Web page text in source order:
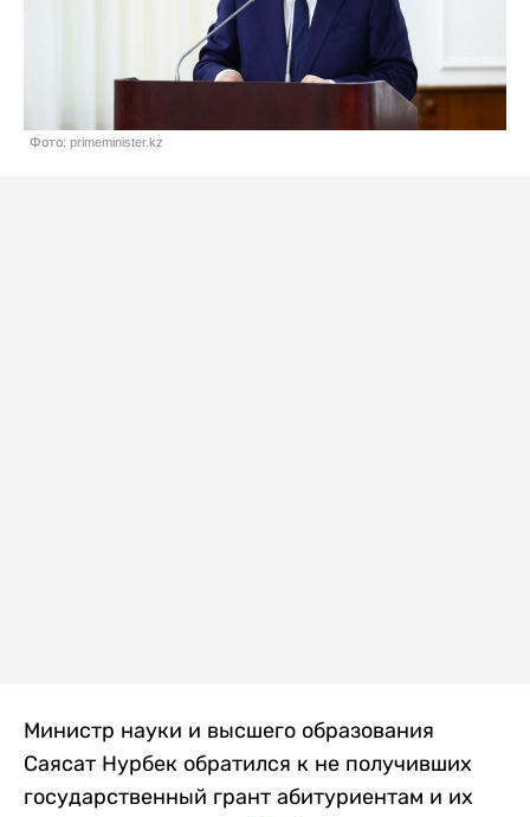
Фото: primeminister.kz
Министр науки и высшего образования
Саясат Нурбек обратился к не получивших
государственный грант абитуриентам и их